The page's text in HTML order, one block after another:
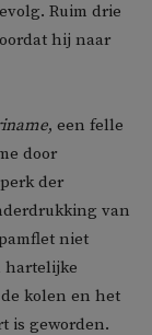
Ruim drie
hij naar
, een felle
door
der
van
niet
hartelijke
kolen en het
is geworden.